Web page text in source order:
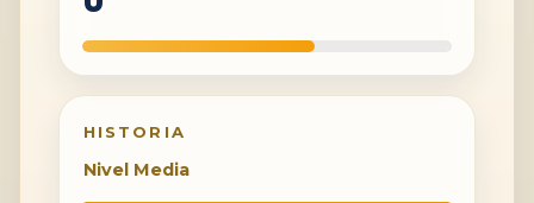
HISTORIA
Nivel Media